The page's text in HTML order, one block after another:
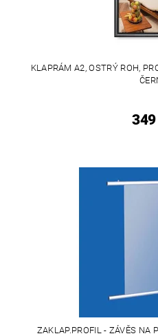
KLAPRÁM A2, OSTRÝ ROH,
ZAKLAP.PROFIL - ZÁVĚS NA